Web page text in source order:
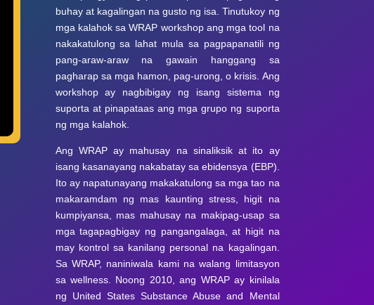
buhay at kagalingan na gusto ng isa. Tinutukoy ng
mga kalahok sa WRAP workshop ang mga tool na
nakakatulong sa lahat mula sa pagpapanatili ng
pang-araw-araw na gawain hanggang sa
pagharap sa mga hamon, pag-urong, o krisis. Ang
workshop ay nagbibigay
ng
isang sistema ng
suporta at pinapataas ang mga grupo ng suporta
ng mga kalahok.
Ang WRAP ay mahusay na sinaliksik at ito ay
isang kasanayang nakabatay sa ebidensya (EBP).
Ito ay napatunayang makakatulong sa mga tao na
makaramdam ng mas kaunting stress, higit na
kumpiyansa, mas mahusay na makipag-usap sa
mga tagapagbigay ng pangangalaga, at higit na
may kontrol sa kanilang personal na kagalingan.
Sa WRAP, naniniwala kami na walang limitasyon
sa wellness. Noong 2010, ang WRAP ay kinilala
ng United States Substance Abuse and Mental